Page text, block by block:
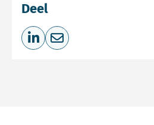
Deel
Deel op LinkedIn
Deel via e-mail